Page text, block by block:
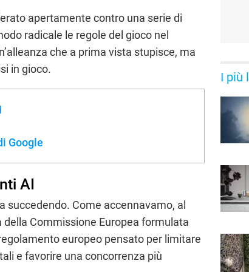
apertamente contro una serie di
radicale le regole del gioco nel
che a prima vista stupisce, ma
in gioco.
Google
AI
succedendo. Come accennavamo, al
della Commissione Europea formulata
europeo pensato per limitare
e favorire una concorrenza più
I più